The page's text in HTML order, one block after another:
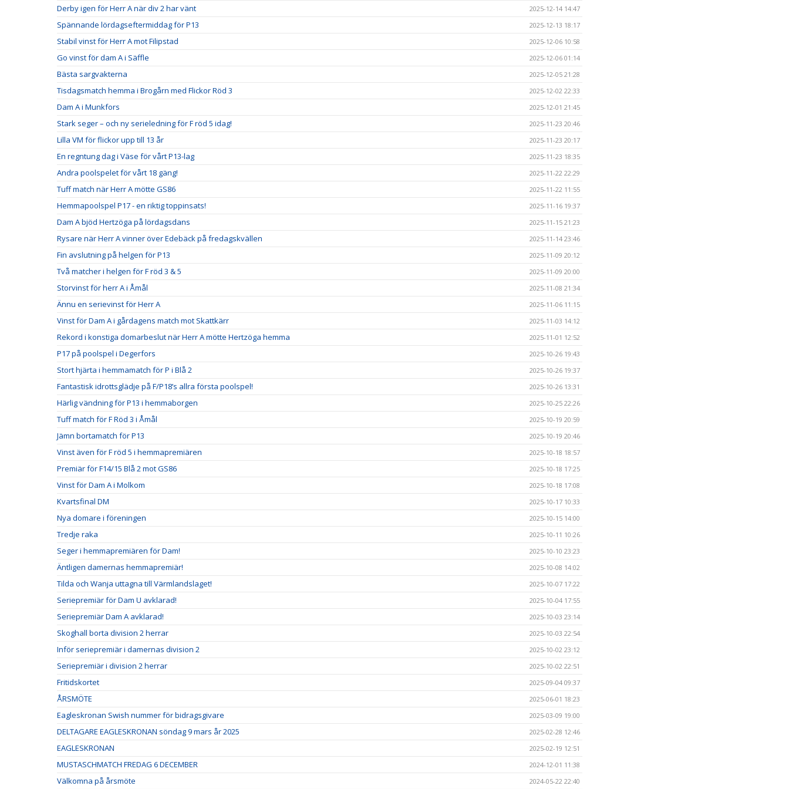
Derby igen för Herr A när div 2 har vänt 2025-12-14 14:47
Spännande lördagseftermiddag för P13 2025-12-13 18:17
Stabil vinst för Herr A mot Filipstad 2025-12-06 10:58
Go vinst för dam A i Säffle 2025-12-06 01:14
Bästa sargvakterna 2025-12-05 21:28
Tisdagsmatch hemma i Brogårn med Flickor Röd 3 2025-12-02 22:33
Dam A i Munkfors 2025-12-01 21:45
Stark seger – och ny serieledning för F röd 5 idag! 2025-11-23 20:46
Lilla VM för flickor upp till 13 år 2025-11-23 20:17
En regntung dag i Väse för vårt P13-lag 2025-11-23 18:35
Andra poolspelet för vårt 18 gäng! 2025-11-22 22:29
Tuff match när Herr A mötte GS86 2025-11-22 11:55
Hemmapoolspel P17 - en riktig toppinsats! 2025-11-16 19:37
Dam A bjöd Hertzöga på lördagsdans 2025-11-15 21:23
Rysare när Herr A vinner över Edebäck på fredagskvällen 2025-11-14 23:46
Fin avslutning på helgen för P13 2025-11-09 20:12
Två matcher i helgen för F röd 3 & 5 2025-11-09 20:00
Storvinst för herr A i Åmål 2025-11-08 21:34
Ännu en serievinst för Herr A 2025-11-06 11:15
Vinst för Dam A i gårdagens match mot Skattkärr 2025-11-03 14:12
Rekord i konstiga domarbeslut när Herr A mötte Hertzöga hemma 2025-11-01 12:52
P17 på poolspel i Degerfors 2025-10-26 19:43
Stort hjärta i hemmamatch för P i Blå 2 2025-10-26 19:37
Fantastisk idrottsglädje på F/P18’s allra första poolspel! 2025-10-26 13:31
Härlig vändning för P13 i hemmaborgen 2025-10-25 22:26
Tuff match för F Röd 3 i Åmål 2025-10-19 20:59
Jämn bortamatch för P13 2025-10-19 20:46
Vinst även för F röd 5 i hemmapremiären 2025-10-18 18:57
Premiär för F14/15 Blå 2 mot GS86 2025-10-18 17:25
Vinst för Dam A i Molkom 2025-10-18 17:08
Kvartsfinal DM 2025-10-17 10:33
Nya domare i föreningen 2025-10-15 14:00
Tredje raka 2025-10-11 10:26
Seger i hemmapremiären för Dam! 2025-10-10 23:23
Äntligen damernas hemmapremiär! 2025-10-08 14:02
Tilda och Wanja uttagna till Värmlandslaget! 2025-10-07 17:22
Seriepremiär för Dam U avklarad! 2025-10-04 17:55
Seriepremiär Dam A avklarad! 2025-10-03 23:14
Skoghall borta division 2 herrar 2025-10-03 22:54
Inför seriepremiär i damernas division 2 2025-10-02 23:12
Seriepremiär i division 2 herrar 2025-10-02 22:51
Fritidskortet 2025-09-04 09:37
ÅRSMÖTE 2025-06-01 18:23
Eagleskronan Swish nummer för bidragsgivare 2025-03-09 19:00
DELTAGARE EAGLESKRONAN söndag 9 mars år 2025 2025-02-28 12:46
EAGLESKRONAN 2025-02-19 12:51
MUSTASCHMATCH FREDAG 6 DECEMBER 2024-12-01 11:38
Välkomna på årsmöte 2024-05-22 22:40